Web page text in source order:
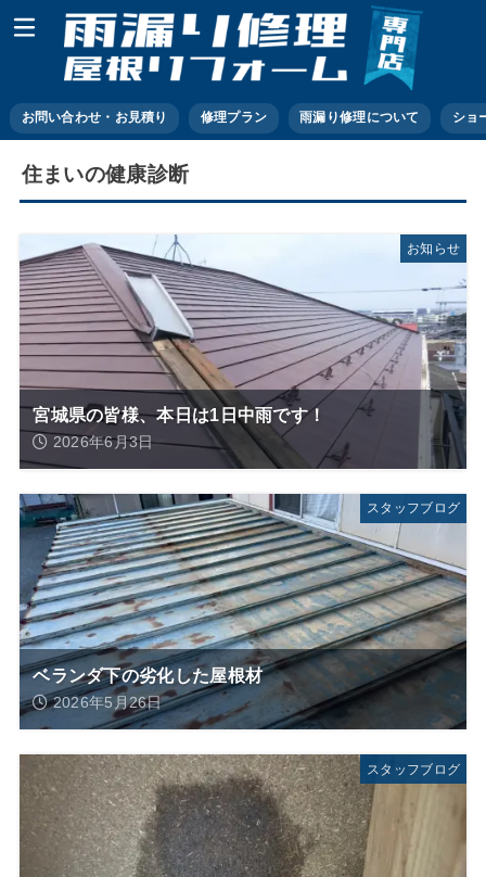
お問い合わせ・お見積り 修理プラン 雨漏り修理について ショ
住まいの健康診断
お知らせ
宮城県の皆様、本日は1日中雨です！
2026年6月3日
スタッフブログ
ベランダ下の劣化した屋根材
2026年5月26日
スタッフブログ